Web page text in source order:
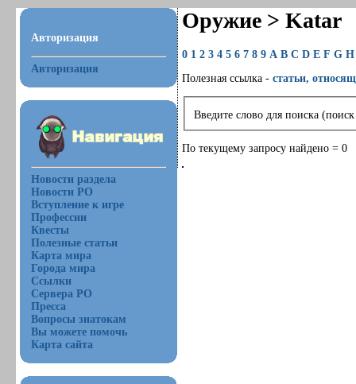
Авторизация
Авторизация
Новости раздела
Новости РО
Вступление к игре
Профессии
Квесты
Полезные статьи
Карта мира
Города мира
Ссылки
Сервера РО
Пресса
Вопросы знатокам
Вы можете помочь
Карта сайта
Оружие > Katar
0 1 2 3 4 5 6 7 8 9 A B C D E F G H
Полезная ссылка -статьи,
Введите слово для поиска
По текущему запросу найдено = 0